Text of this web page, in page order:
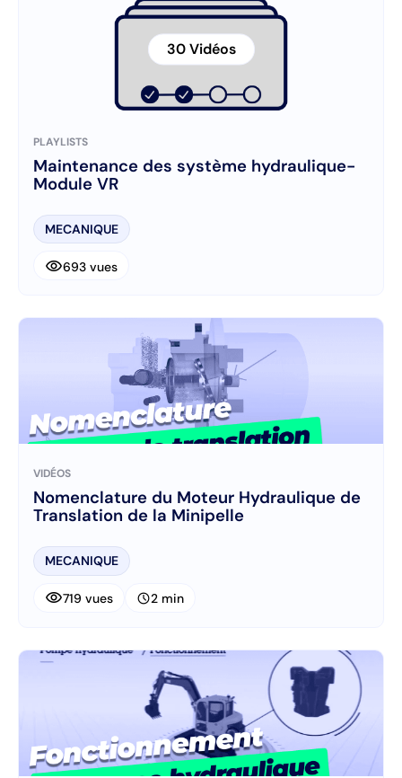
30 Vidéos
PLAYLISTS
Maintenance des système hydraulique-
Module VR
MECANIQUE
visibility693 vues
VIDÉOS
Nomenclature du Moteur Hydraulique de
Translation de la Minipelle
MECANIQUE
visibility719 vues schedule2 min